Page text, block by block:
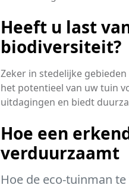
Heeft u last
biodiversiteit?
Zeker in stedelijke
het potentieel van uw tuin
uitdagingen en biedt
Hoe een
verduurzaamt
Hoe de eco-tuinman